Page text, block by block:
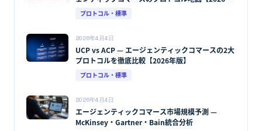
版】
プロトコル・標準
2026年4月4日
UCP vs ACP — エージェンティックコマースの2大
プロトコルを徹底比較【2026年版】
プロトコル・標準
2026年4月4日
エージェンティックコマース市場規模予測 —
McKinsey・Gartner・Bain統合分析